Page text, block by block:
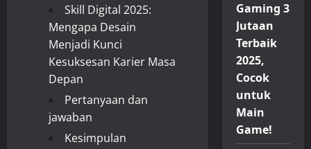
Skill Digital 2025:
Mengapa Desain
Menjadi Kunci
Kesuksesan Karier Masa
Depan
Pertanyaan dan
jawaban
Kesimpulan
Gaming 3
Jutaan
Terbaik
2025,
Cocok
untuk
Main
Game!